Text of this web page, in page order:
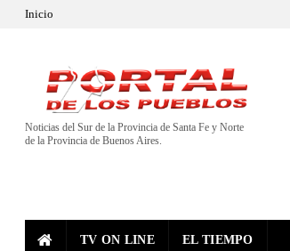
Inicio
Noticias del Sur de la Provincia de Santa Fe y Norte
de la Provincia de Buenos Aires.
TV ON LINE EL TIEMPO